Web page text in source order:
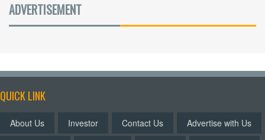
ADVERTISEMENT
QUICK LINK
About Us Investor Contact Us
Advertise with Us